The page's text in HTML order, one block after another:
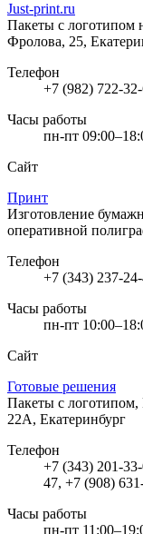
Just-print.ru
Пакеты с логотипом
Фролова, 25,
Телефон
+7 (982) 722-
Часы работы
пн-пт
Сайт
Принт
Изготовление
оперативной
Телефон
+7 (343) 237-24-
Часы работы
пн-пт
Сайт
Готовые решения
Пакеты с логотипом,
22А, Екатеринбург
Телефон
+7 (343) 201-
47, +7 (908)
Часы работы
пн-пт